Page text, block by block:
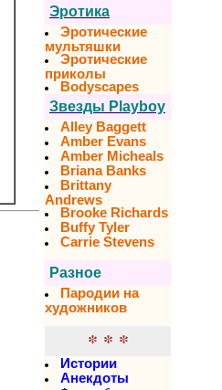
Эротика
Эротические
мультяшки
Эротические
приколы
Bodyscapes
Звезды Playboy
Alley Baggett
Amber Evans
Amber Micheals
Briana Banks
Brittany
Andrews
Brooke Richards
Buffy Tyler
Carrie Stevens
Разное
Пародии на
художников
* * *
Истории
Анекдоты